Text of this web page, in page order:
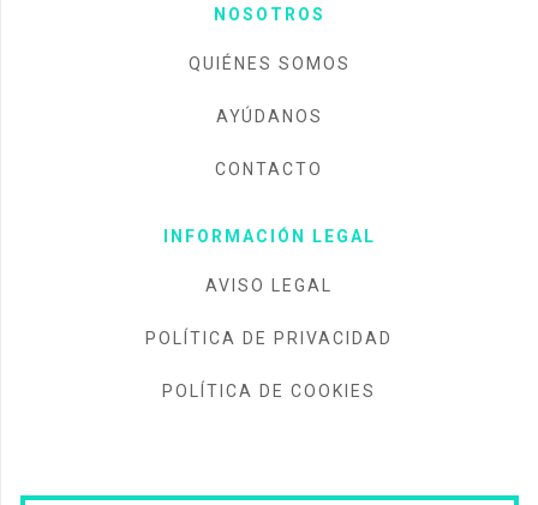
NOSOTROS
QUIÉNES SOMOS
AYÚDANOS
CONTACTO
INFORMACIÓN LEGAL
AVISO LEGAL
POLÍTICA DE PRIVACIDAD
POLÍTICA DE COOKIES